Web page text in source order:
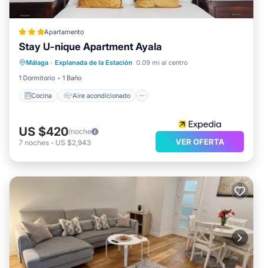
Apartamento
Stay U-nique Apartment Ayala
Málaga · Explanada de la Estación 0.09 mi al centro
1 Dormitorio
1 Baño
Cocina Aire acondicionado
Cocina Aire acondicionado
Apto para niños
US $420/noche
7 noches - US $2,943 VER OFERTA